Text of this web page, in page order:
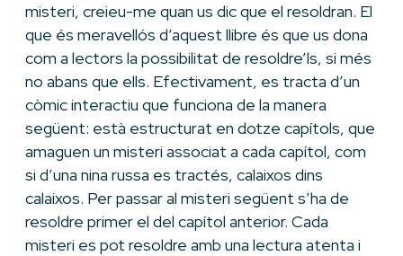
misteri, creieu-me quan us dic que el resoldran. El
que és meravellós d’aquest llibre és que us dona
com a lectors la possibilitat de resoldre’ls, si més
no abans que ells. Efectivament, es tracta d’un
còmic interactiu que funciona de la manera
següent: està estructurat en dotze capítols, que
amaguen un misteri associat a cada capítol, com
si d’una nina russa es tractés, calaixos dins
calaixos. Per passar al misteri següent s’ha de
resoldre primer el del capítol anterior. Cada
misteri es pot resoldre amb una lectura atenta i